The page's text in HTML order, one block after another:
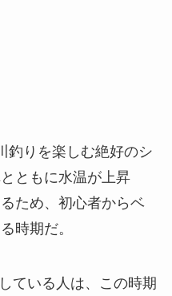
釣りを楽しむ絶好のシ
ともに水温が上昇
ため、初心者からベ
時期だ。
ている人は、この時期